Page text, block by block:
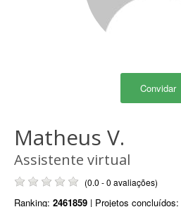
Convidar
Matheus V.
Assistente virtual
(0.0 - 0 avaliações)
Ranking: 2461859 | Projetos concluídos: